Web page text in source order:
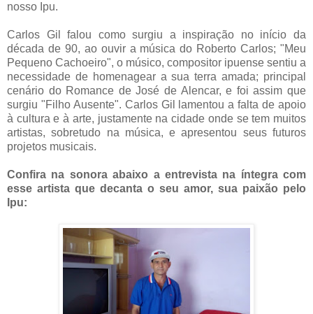
nosso Ipu.
Carlos Gil falou como surgiu a inspiração no início da
década de 90, ao ouvir a música do Roberto Carlos; "Meu
Pequeno Cachoeiro", o músico, compositor ipuense sentiu a
necessidade de homenagear a sua terra amada; principal
cenário do Romance de José de Alencar, e foi assim que
surgiu "Filho Ausente". Carlos Gil lamentou a falta de apoio
à cultura e à arte, justamente na cidade onde se tem muitos
artistas, sobretudo na música, e apresentou seus futuros
projetos musicais.
Confira na sonora abaixo a entrevista na íntegra com
esse artista que decanta o seu amor, sua paixão pelo
Ipu: